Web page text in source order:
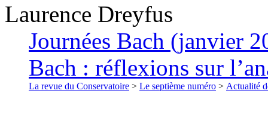
Laurence Dreyfus
Journées Bach (janvier
Bach : réflexions sur
La revue du Conservatoire > Le septième numéro > Actualité